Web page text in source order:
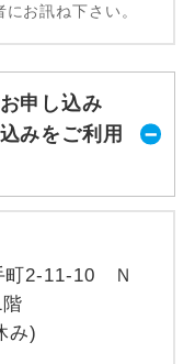
お訊ね下さい。
申し込み
みをご利用
町2-11-10 Ｎ
み)